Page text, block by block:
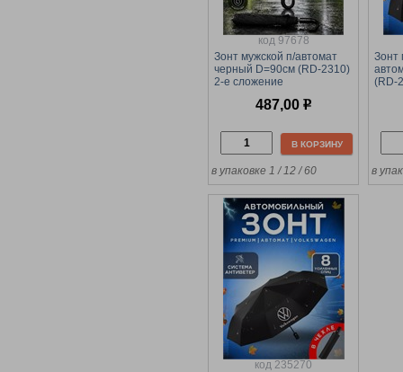
код 97678
Зонт мужской п/автомат
черный D=90см (RD-2310)
2-е сложение
487,00 р
В КОРЗИНУ
в упаковке 1 / 12 / 60
Зонт
(RD-
в
код 235270